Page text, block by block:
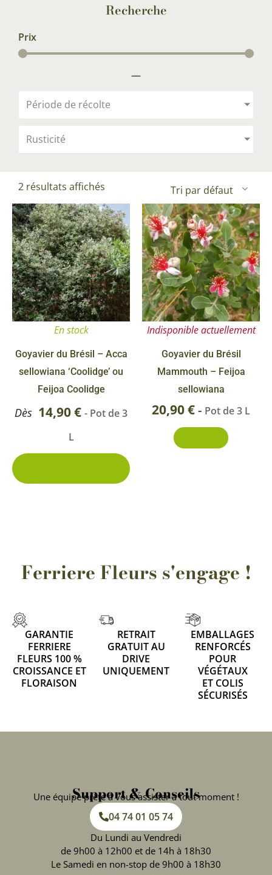
Recherche
Prix
—
Période de récolte
Rusticité
2 résultats affichés
En stock
Goyavier du Brésil – Acca
sellowiana ‘Coolidge’ ou
Feijoa Coolidge
Dès 14,90€ - Pot de 3
L
produit
a
plusieurs
variations.
Les
options
peuvent
choisies
Indisponible actuellement
Goyavier du Brésil
Mammouth – Feijoa
sellowiana
20,90€- Pot de 3 L
Ferriere Fleurs s'engage !
GARANTIE
FERRIERE
FLEURS 100 %
CROISSANCE ET
FLORAISON
RETRAIT
GRATUIT AU
DRIVE
UNIQUEMENT
EMBALLAGES
RENFORCÉS
POUR
VÉGÉTAUX
ET COLIS
SÉCURISÉS
Support & Conseils
Une équipe prête à vous assister à tout moment !
04 74 01 05 74
Du Lundi au Vendredi
de 9h00 à 12h00 et de 14h à 18h30
Le Samedi en non-stop de 9h00 à 18h30